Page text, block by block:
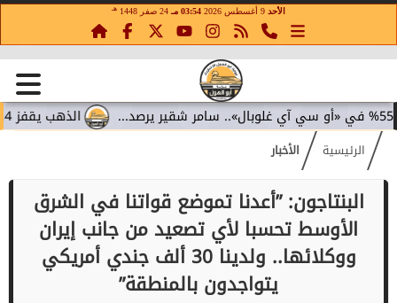
الأحد 03:54 مـ 24 صفر 1448 هـ
الذهب يقفز 4.4% مع تراجع عوائد السندات.. سامر شقير يقرأ تحولات الاستثمار...
الرئيسية الأخبار
البنتاجون: ”أعدنا تموضع قواتنا في الشرق
الأوسط تحسبا لأي تصعيد من جانب إيران
ووكلائها.. ولدينا 30 ألف جندي أمريكي
يتواجدون بالمنطقة”